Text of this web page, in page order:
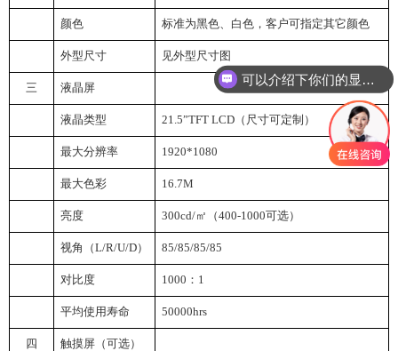
颜色 标准为黑色、白色，客户可指定其它颜色
外型尺寸 见外型尺寸图
三 液晶屏
液晶类型 21.5”TFT LCD（尺寸可定制）
最大分辨率 1920*1080
最大色彩 16.7M
亮度 300cd/㎡（400-1000可选）
视角（L/R/U/D） 85/85/85/85
对比度 1000 ：1
平均使用寿命 50000hrs
四 触摸屏（可选）